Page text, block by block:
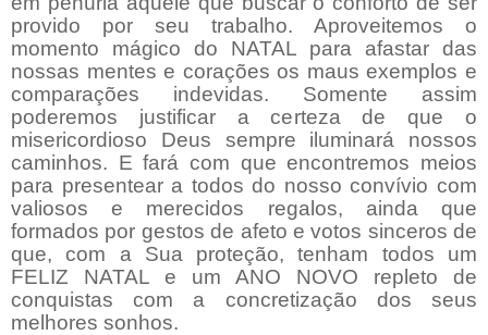
provido por seu trabalho. Aproveitemos o
momento mágico do NATAL para afastar das
nossas mentes e corações os maus exemplos e
comparações indevidas. Somente assim
poderemos justificar a certeza de que o
misericordioso Deus sempre iluminará nossos
caminhos. E fará com que encontremos meios
para presentear a todos do nosso convívio com
valiosos e merecidos regalos, ainda que
formados por gestos de afeto e votos sinceros de
que, com a Sua proteção, tenham todos um
FELIZ NATAL e um ANO NOVO repleto de
conquistas com a concretização dos seus
melhores sonhos.